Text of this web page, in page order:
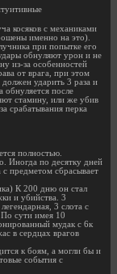
косяков с механиками
именно на это).
при попытке его
обнуляют урон и не
из-за особенностей
от врага, при этом
ударить 3 раза и
обнуляется после
стамину, или же убив
срабатывания перка
полностью.
Иногда по десятку дней
с предметом сбрасывает
К 200 дню он стал
и убийства. 3
3 слота с
сути имея 10
мудак с 6к
в сердцах врагов
к боям, а могли бы и
события с